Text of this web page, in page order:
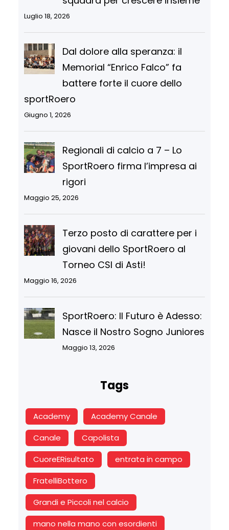
Luglio 18, 2026
Dal dolore alla speranza: il
Memorial “Enrico Falco” fa
battere forte il cuore dello
sportRoero
Giugno 1, 2026
Regionali di calcio a 7 – Lo
SportRoero firma l’impresa ai
rigori
Maggio 25, 2026
Terzo posto di carattere per i
giovani dello SportRoero al
Torneo CSI di Asti!
Maggio 16, 2026
SportRoero: Il Futuro è Adesso:
Nasce il Nostro Sogno Juniores
Maggio 13, 2026
Tags
Academy
Academy Canale
Canale
Capolista
CuoreERisultato
entrata in campo
FratelliBottero
Grandi e Piccoli nel calcio
mano nella mano con esordienti